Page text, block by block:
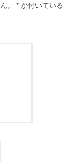
。 * が付いている